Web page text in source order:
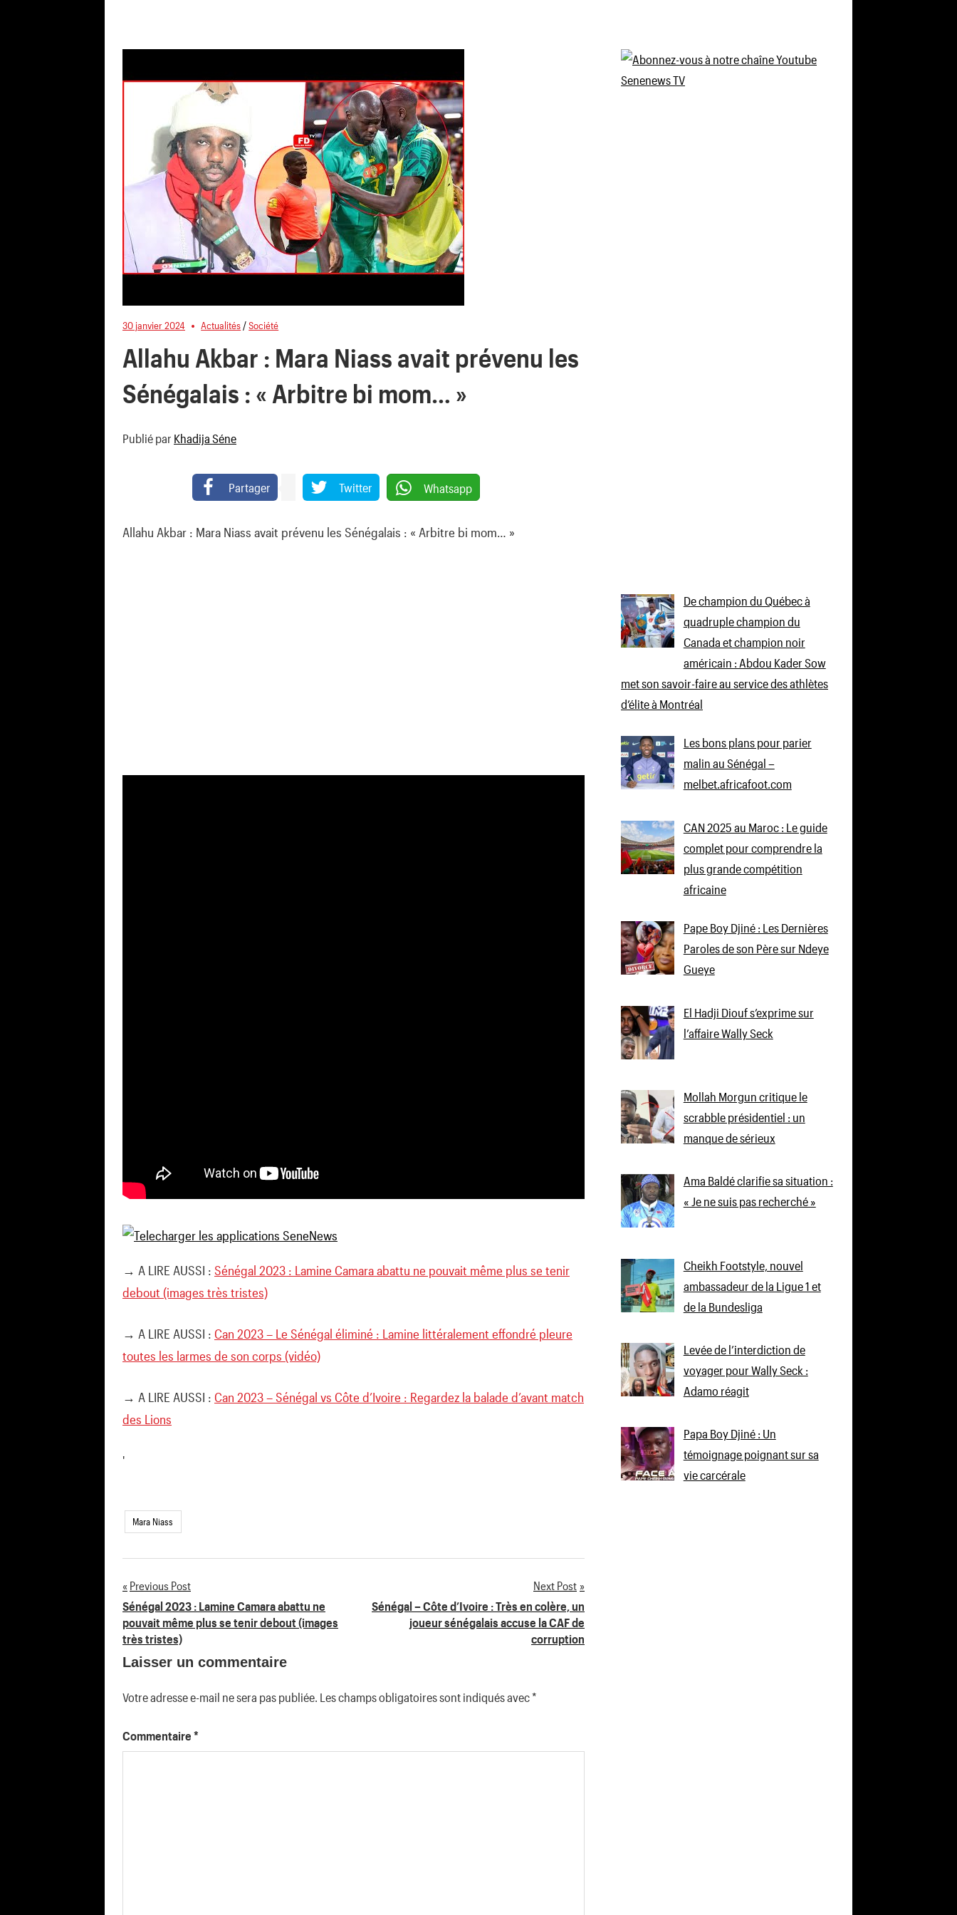
30 janvier 2024 Actualités /Société
Allahu Akbar : Mara Niass avait prévenu les
Sénégalais : « Arbitre bi mom… »
Publié par Khadija Séne
Partager Twitter Whatsapp
Allahu Akbar : Mara Niass avait prévenu les Sénégalais : « Arbitre bi mom… »
→ A LIRE AUSSI : Sénégal 2023 : Lamine Camara abattu ne pouvait même plus se tenir
debout (images très tristes)
→ A LIRE AUSSI : Can 2023 – Le Sénégal éliminé : Lamine littéralement effondré pleure
toutes les larmes de son corps (vidéo)
→ A LIRE AUSSI : Can 2023 – Sénégal vs Côte d’Ivoire : Regardez la balade d’avant match
des Lions
'
Mara Niass
Navigation
de
l’article
Previous Post
Sénégal 2023 : Lamine Camara abattu ne
pouvait même plus se tenir debout (images
très tristes)
Next Post
Sénégal – Côte d’Ivoire : Très en colère, un
joueur sénégalais accuse la CAF de
corruption
Laisser un commentaire
Votre adresse e-mail ne sera pas publiée. Les champs obligatoires sont indiqués avec*
Commentaire *
De champion du Québec à
quadruple champion du
Canada et champion noir
américain : Abdou Kader Sow
met son savoir-faire au service des athlètes
d’élite à Montréal
Les bons plans pour parier
malin au Sénégal –
melbet.africafoot.com
CAN 2025 au Maroc : Le guide
complet pour comprendre la
plus grande compétition
africaine
Pape Boy Djiné : Les Dernières
Paroles de son Père sur Ndeye
Gueye
El Hadji Diouf s’exprime sur
l’affaire Wally Seck
Mollah Morgun critique le
scrabble présidentiel : un
manque de sérieux
Ama Baldé clarifie sa situation :
« Je ne suis pas recherché »
Cheikh Footstyle, nouvel
ambassadeur de la Ligue 1 et
de la Bundesliga
Levée de l’interdiction de
voyager pour Wally Seck :
Adamo réagit
Papa Boy Djiné : Un
témoignage poignant sur sa
vie carcérale